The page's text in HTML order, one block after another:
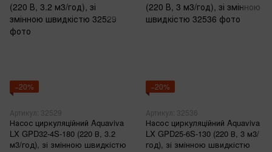
−20%
Артикул: 32529
Насос циркуляційний Aquaviva
LX GPD32-4S-180 (220 В, 3.2
м3/год), зі змінною швидкістю
−20%
Артикул: 32536
Насос циркуляційний Aquaviva
LX GPD25-6S-130 (220 В, 3 м3/
год), зі змінною швидкістю